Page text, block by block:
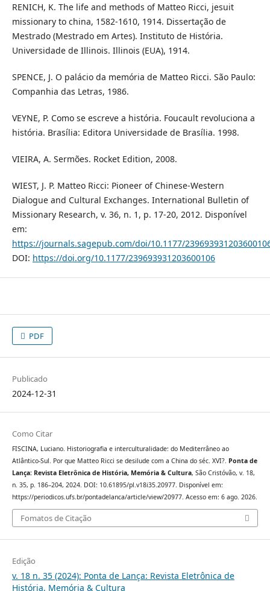
RENICH, K. The life and methods of Matteo Ricci, jesuit
missionary to china, 1582-1610, 1914. Dissertação de
Mestrado (Mestrado em Artes). Instituto de História.
Universidade de Illinois. Illinois (EUA), 1914.
SPENCE, J. O palácio da memória de Matteo Ricci. São Paulo:
Companhia das Letras, 1986.
VEYNE, P. Como se escreve a história. Foucault revoluciona a
história. Brasília: Editora Universidade de Brasília. 1998.
VIEIRA, A. Sermões. Rocket Edition, 2008.
WIEST, J. P. Matteo Ricci: Pioneer of Chinese-Western
Dialogue and Cultural Exchanges. International Bulletin of
Missionary Research, v. 36, n. 1, p. 17-20, 2012. Disponível
em:
https://journals.sagepub.com/doi/10.1177/
DOI: https://doi.org/10.1177/239693931203600106
PDF
Publicado
2024-12-31
Como Citar
FISCINA, Luciano. Historiografia e interculturalidade: do Mediterrâneo ao
Atlântico-Sul. Por que Matteo Ricci se desilude com a China do séc. XVI?. Ponta de
Lança: Revista Eletrônica de História, Memória & Cultura, São Cristóvão, v. 18,
n. 35, p. 186–204, 2024. DOI: 10.61895/pl.v18i35.20977. Disponível em:
https://periodicos.ufs.br/pontadelanca/article/view/20977. Acesso em: 6 ago. 2026.
Fomatos de Citação
Edição
v. 18 n. 35 (2024): Ponta de Lança: Revista Eletrônica de
História, Memória & Cultura